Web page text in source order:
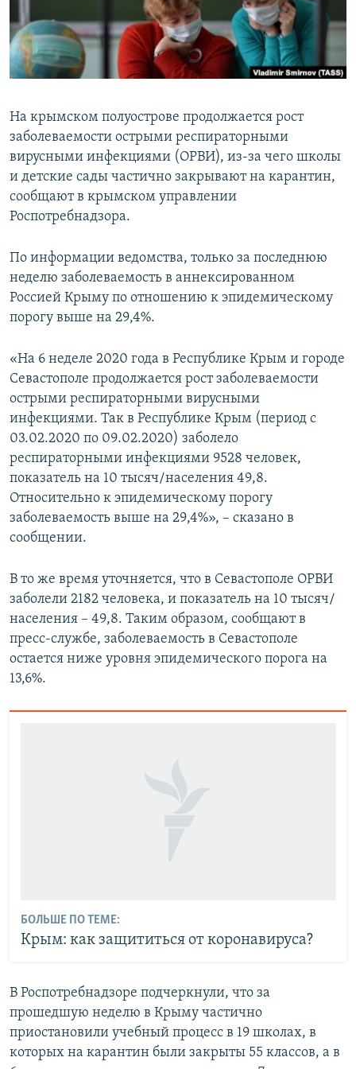
ПОБЕДИТЕЛЕЙ НЕ СУДЯТ?
КРЫМ.НЕПОКОРЕННЫЙ
ELIFBE
ПРИСОЕДИНЯЙТЕСЬ!
Все сайты RFE/RL
На крымском полуострове продолжается рост
заболеваемости острыми респираторными
вирусными инфекциями (ОРВИ), из-за чего школы
и детские сады частично закрывают на карантин,
сообщают в крымском управлении
Роспотребнадзора.
По информации ведомства, только за последнюю
неделю заболеваемость в аннексированном
Россией Крыму по отношению к эпидемическому
порогу выше на 29,4%.
«На 6 неделе 2020 года в Республике Крым и городе
Севастополе продолжается рост заболеваемости
острыми респираторными вирусными
инфекциями. Так в Республике Крым (период с
03.02.2020 по 09.02.2020) заболело
респираторными инфекциями 9528 человек,
показатель на 10 тысяч/населения 49,8.
Относительно к эпидемическому порогу
заболеваемость выше на 29,4%», – сказано в
сообщении.
В то же время уточняется, что в Севастополе ОРВИ
заболели 2182 человека, и показатель на 10 тысяч/
населения – 49,8. Таким образом, сообщают в
пресс-службе, заболеваемость в Севастополе
остается ниже уровня эпидемического порога на
13,6%.
БОЛЬШЕ ПО ТЕМЕ:
Крым: как защититься от коронавируса?
В Роспотребнадзоре подчеркнули, что за
прошедшую неделю в Крыму частично
приостановили учебный процесс в 19 школах, в
которых на карантин были закрыты 55 классов, а в